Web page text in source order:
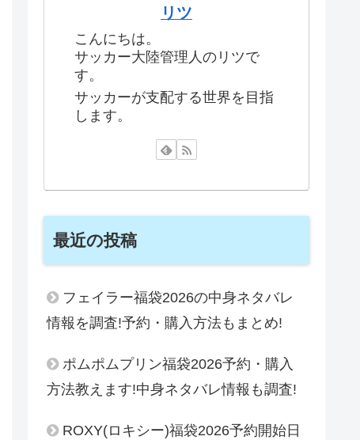
リツ
こんにちは。
サッカー大陸管理人のリツで
す。
サッカーが支配する世界を目指
します。
最近の投稿
フェイラー福袋2026の中身ネタバレ
情報を調査!予約・購入方法もまとめ!
ポムポムプリン福袋2026予約・購入
方法教えます!中身ネタバレ情報も調査!
ROXY(ロキシー)福袋2026予約開始日